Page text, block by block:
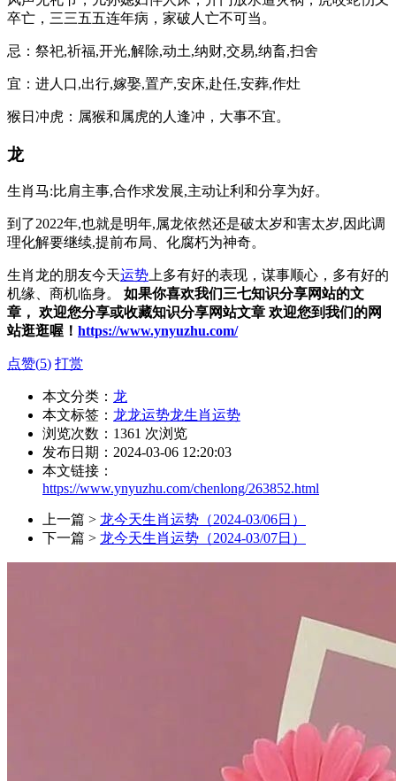
卒亡，三三五五连年病，家破人亡不可当。
忌：祭祀,祈福,开光,解除,动土,纳财,交易,纳畜,扫舍
宜：进人口,出行,嫁娶,置产,安床,赴任,安葬,作灶
猴日冲虎：属猴和属虎的人逢冲，大事不宜。
龙
生肖马:比肩主事,合作求发展,主动让利和分享为好。
到了2022年,也就是明年,属龙依然还是破太岁和害太岁,因此调
理化解要继续,提前布局、化腐朽为神奇。
生肖龙的朋友今天运势 上多有好的表现，谋事顺心，多有好的
机缘、商机临身。 如果你喜欢我们三七知识分享网站的文
章， 欢迎您分享或收藏知识分享网站文章 欢迎您到我们的网
站逛逛喔！ https://www.ynyuzhu.com/
点赞(5) 打赏
本文分类： 龙
本文标签： 龙龙运势龙生肖运势
浏览次数： 1361 次浏览
发布日期：2024-03-06 12:20:03
本文链接：
https://www.ynyuzhu.com/chenlong/263852.html
上一篇 > 龙今天生肖运势（2024-03/06日）
下一篇 > 龙今天生肖运势（2024-03/07日）